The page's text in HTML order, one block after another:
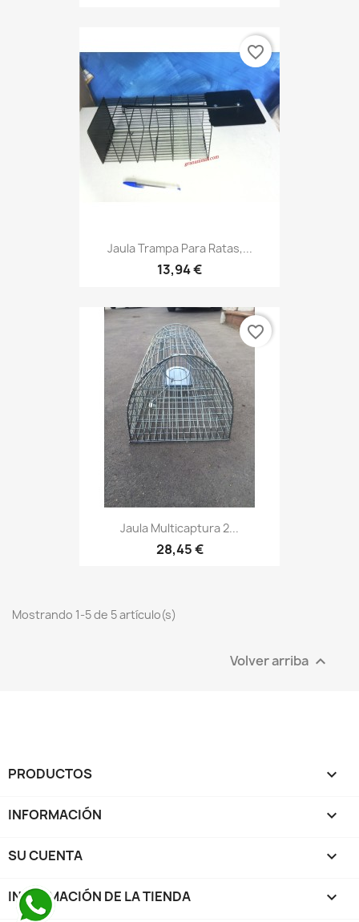
Jaula Trampa Para Ratas,...
13,94 €
favorite_border
Jaula Multicaptura 2...
28,45 €
favorite_border
Mostrando 1-5 de 5 artículo(s)
Volver arriba 
PRODUCTOS 
INFORMACIÓN 
SU CUENTA 
INFORMACIÓN DE LA TIENDA keyboard_arrow_down